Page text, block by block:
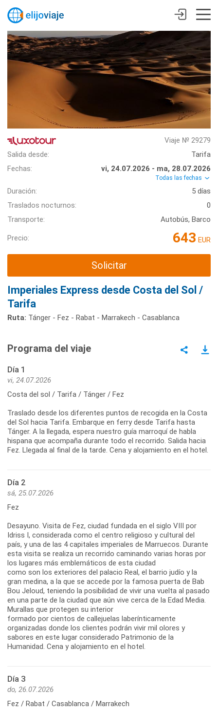
Viaje № 29279
Salida desde:
Tarifa
Fechas:
vi, 24.07.2026 - ma, 28.07.2026
Todas las fechas
Duración:
5 días
Traslados nocturnos:
0
Transporte:
Autobús, Barco
Precio: 643 EUR
Solicitar
Imperiales Express desde Costa del Sol /
Tarifa
Ruta: Tánger - Fez - Rabat - Marrakech - Casablanca
Programa del viaje
Día 1
vi, 24.07.2026
Costa del sol / Tarifa / Tánger / Fez
Traslado desde los diferentes puntos de recogida en la Costa
del Sol hacia Tarifa. Embarque en ferry desde Tarifa hasta
Tánger. A la llegada, espera nuestro guía marroquí de habla
hispana que acompaña durante todo el recorrido. Salida hacia
Fez. Llegada al final de la tarde. Cena y alojamiento en el hotel.
Día 2
sá, 25.07.2026
Fez
Desayuno. Visita de Fez, ciudad fundada en el siglo VIII por
Idriss I, considerada como el centro religioso y cultural del
país, y una de las 4 capitales imperiales de Marruecos. Durante
esta visita se realiza un recorrido caminando varias horas por
los lugares más emblemáticos de esta ciudad
como son los exteriores del palacio Real, el barrio judío y la
gran medina, a la que se accede por la famosa puerta de Bab
Bou Jeloud, teniendo la posibilidad de vivir una vuelta al pasado
en una parte de la ciudad que aún vive cerca de la Edad Media.
Murallas que protegen su interior
formado por cientos de callejuelas laberínticamente
organizadas donde los clientes podrán vivir mil olores y
sabores en este lugar considerado Patrimonio de la
Humanidad. Cena y alojamiento en el hotel.
Día 3
do, 26.07.2026
Fez / Rabat / Casablanca / Marrakech